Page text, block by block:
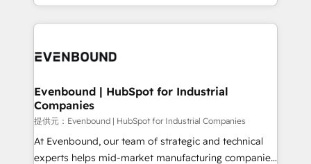
together with the combination of talents, skills,
to accompany companies on their digital
HubSpot—we teach your team to own it, then stay
to help you keep winning. What We Do ⚙️ CRM
Data & Content 📈 Sales & Marketing Alignment +
Agent Creation 🔄 Custom Integrations & Data
Migration Why 1406 We become part of your team.
Your team learns while we build. We fix what others
broke. Built for mid-market reality—practical
solutions that work with your actual headcount and
Evenbound | HubSpot for Industrial
Companies
提供元：Evenbound | HubSpot for Industrial Companies
At Evenbound, our team of strategic and technical
experts helps mid-market manufacturing companies